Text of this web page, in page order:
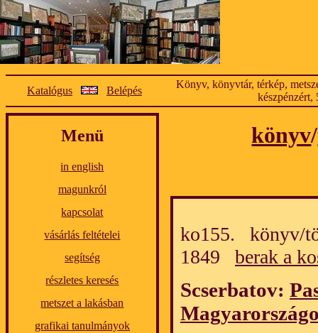
Katalógus Belépés
Könyv, könyvtár, térkép,
készpénzért,
Menü
in english
magunkról
kapcsolat
vásárlás feltételei
segítség
részletes keresés
metszet a lakásban
grafikai tanulmányok
könyv/
ko155. könyv/
1849 berak a
Scserbatov: